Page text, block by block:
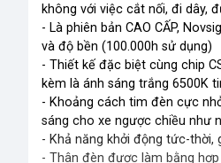
không với việc cắt nối, đi dây,
- Là phiên bản CAO CẤP,
và độ bền (100.000h sử dụng)
- Thiết kế đặc biệt cùng chip
kèm là ánh sáng trắng 6500K
- Khoảng cách tim đèn cực
sáng cho xe ngược chiều như
- Khả năng khởi động tức-
- Thân đèn được làm bằng